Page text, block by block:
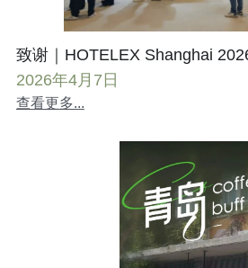
致谢｜HOTELEX Shanghai
2026年4月7日
查看更多...